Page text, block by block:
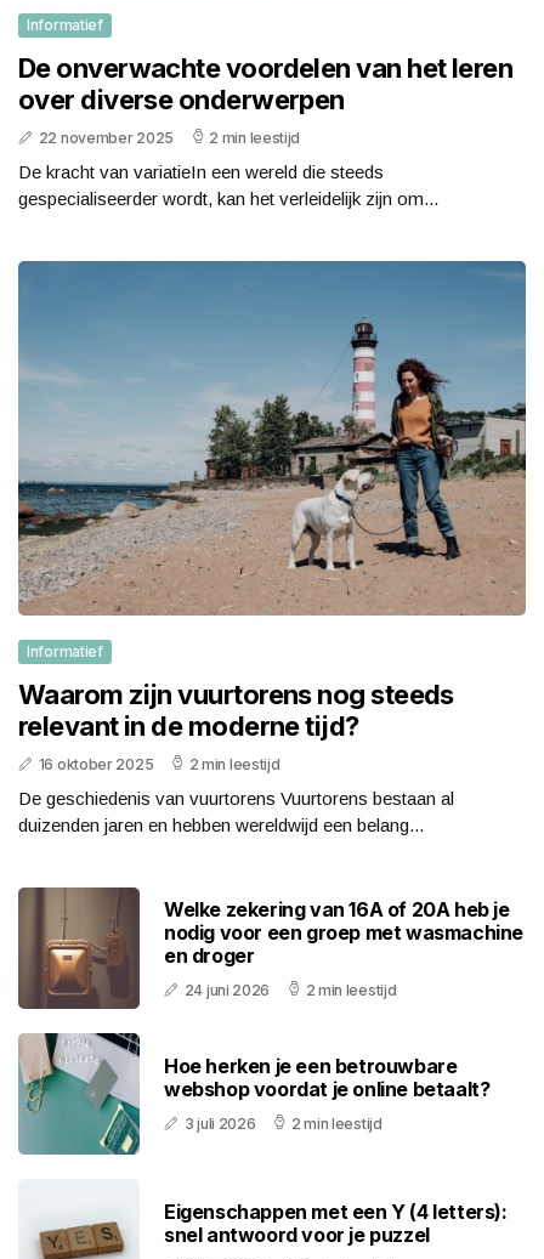
Informatief
De onverwachte voordelen van het leren
over diverse onderwerpen
22 november 2025 2 min leestijd
De kracht van variatieIn een wereld die steeds
gespecialiseerder wordt, kan het verleidelijk zijn om...
Informatief
Waarom zijn vuurtorens nog steeds
relevant in de moderne tijd?
16 oktober 2025 2 min leestijd
De geschiedenis van vuurtorens Vuurtorens bestaan al
duizenden jaren en hebben wereldwijd een belang...
Welke zekering van 16A of 20A heb je
nodig voor een groep met wasmachine
en droger
24 juni 2026 2 min leestijd
Hoe herken je een betrouwbare
webshop voordat je online betaalt?
3 juli 2026 2 min leestijd
Eigenschappen met een Y (4 letters):
snel antwoord voor je puzzel